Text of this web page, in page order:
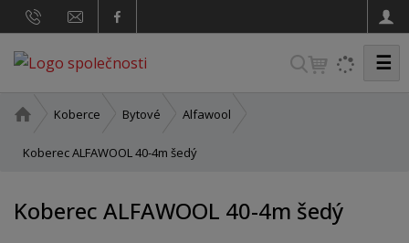
V
a
☰
o
í
Koberce Bytové Alfawool
Koberec ALFAWOOL 40-4m šedý
Koberec ALFAWOOL 40-4m šedý